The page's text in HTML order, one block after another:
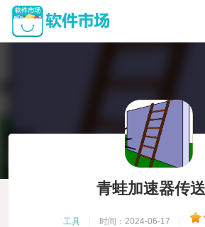
青蛙加速器传
工具 时间：2024-06-17